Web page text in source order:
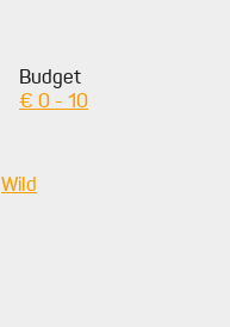
Budget
€ 0 - 10
Wild